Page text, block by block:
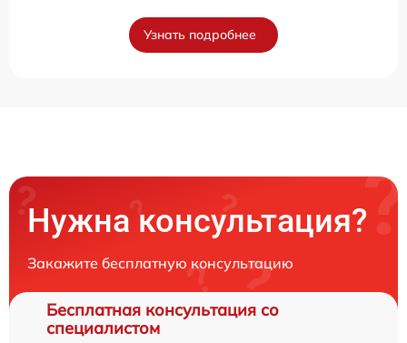
Узнать подробнее
Нужна консультация?
Закажите бесплатную консультацию
Бесплатная консультация со
специалистом